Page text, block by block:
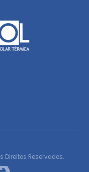
Direitos Reservados.